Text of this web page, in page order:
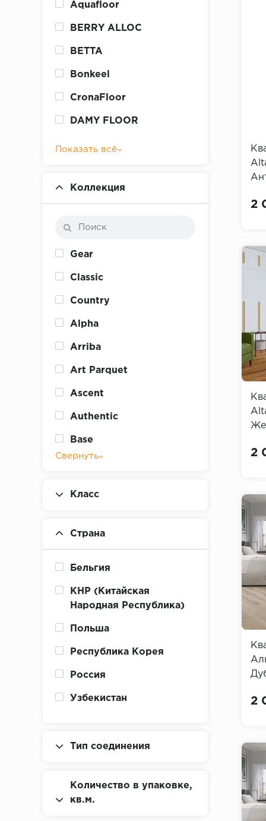
Aquafloor
BERRY ALLOC
BETTA
Bonkeel
CronaFloor
DAMY FLOOR
Показать всё
Коллекция
Gear
Classic
Country
Alpha
Arriba
Art Parquet
Ascent
Authentic
Base
Carmelita
мм
Ceramo Glue XXL Stone
2,5 мм
Ceramo Stone 5 мм
Ceres
Chevron
Chevron Alpine
Classic Light
Свернуть
Класс
Страна
Бельгия
КНР (Китайская
Народная Республика)
Польша
Республика Корея
Россия
Узбекистан
Тип соединения
Количество в упаковке,
кв.м.
2
2
2